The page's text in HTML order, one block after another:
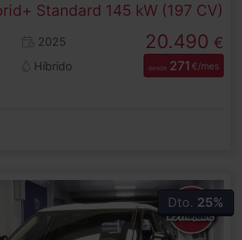
Standard 145 kW (197 CV)
2025
Híbrido
20.490 €
desde 271 €/mes
Dto. 25%